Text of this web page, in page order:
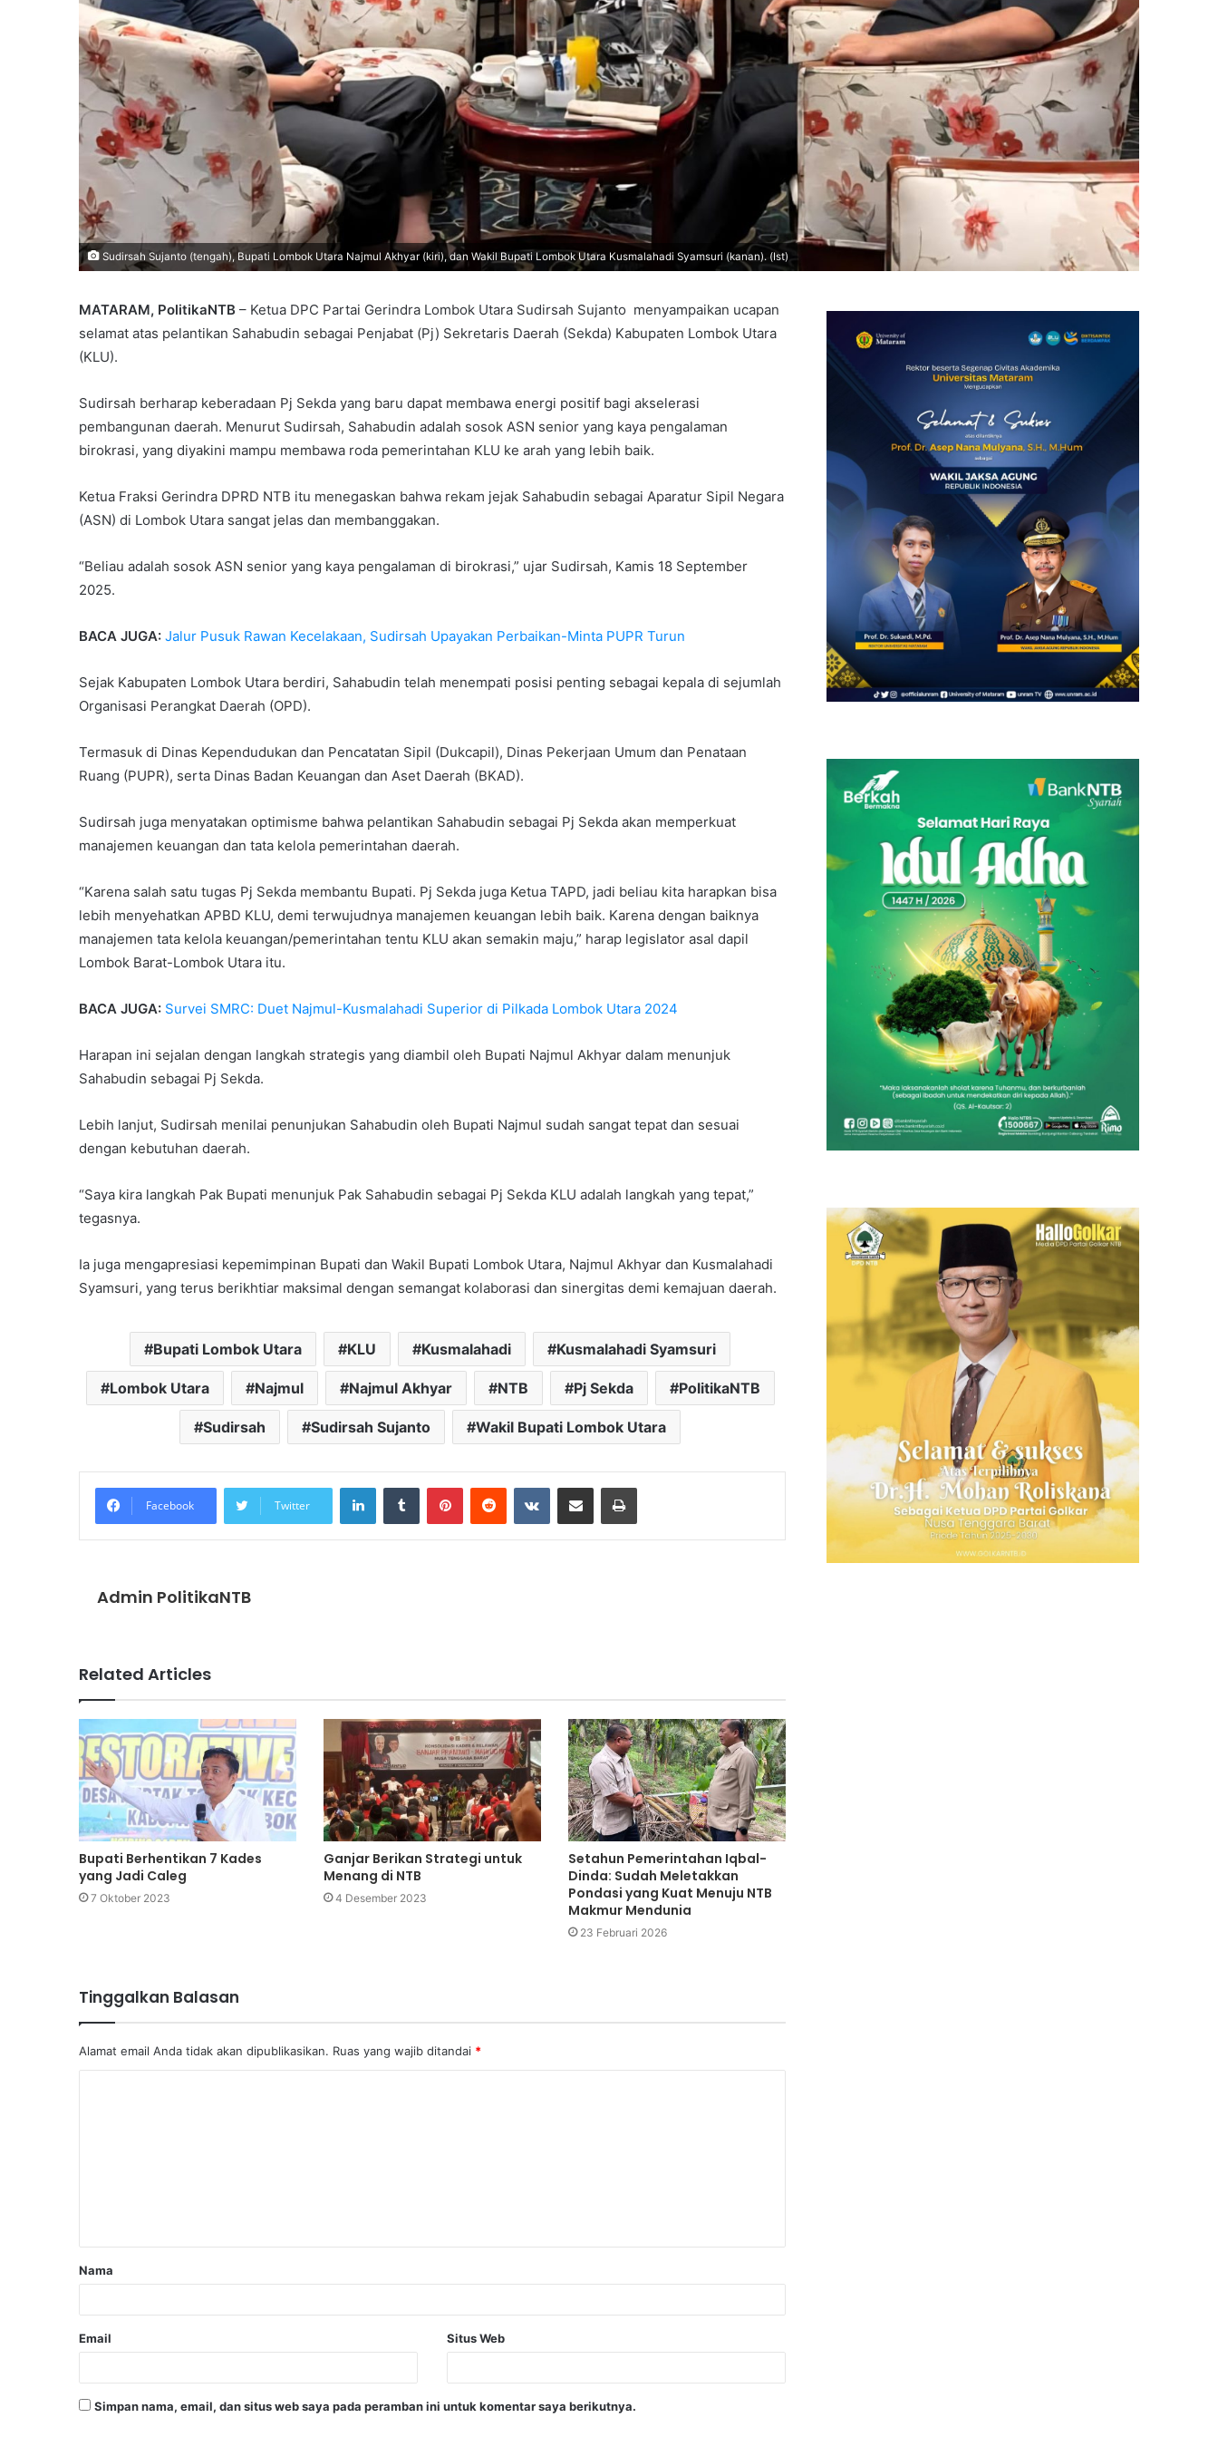
Sudirsah Sujanto (tengah), Bupati Lombok Utara Najmul Akhyar (kiri), dan Wakil Bupati Lombok Utara Kusmalahadi Syamsuri (kanan). (Ist)
MATARAM, PolitikaNTB – Ketua DPC Partai Gerindra Lombok Utara Sudirsah Sujanto menyampaikan ucapan
selamat atas pelantikan Sahabudin sebagai Penjabat (Pj) Sekretaris Daerah (Sekda) Kabupaten Lombok Utara
(KLU).
Sudirsah berharap keberadaan Pj Sekda yang baru dapat membawa energi positif bagi akselerasi
pembangunan daerah. Menurut Sudirsah, Sahabudin adalah sosok ASN senior yang kaya pengalaman
birokrasi, yang diyakini mampu membawa roda pemerintahan KLU ke arah yang lebih baik.
Ketua Fraksi Gerindra DPRD NTB itu menegaskan bahwa rekam jejak Sahabudin sebagai Aparatur Sipil Negara
(ASN) di Lombok Utara sangat jelas dan membanggakan.
“Beliau adalah sosok ASN senior yang kaya pengalaman di birokrasi,” ujar Sudirsah, Kamis 18 September
2025.
BACA JUGA: Jalur Pusuk Rawan Kecelakaan, Sudirsah Upayakan Perbaikan-Minta PUPR Turun
Sejak Kabupaten Lombok Utara berdiri, Sahabudin telah menempati posisi penting sebagai kepala di sejumlah
Organisasi Perangkat Daerah (OPD).
Termasuk di Dinas Kependudukan dan Pencatatan Sipil (Dukcapil), Dinas Pekerjaan Umum dan Penataan
Ruang (PUPR), serta Dinas Badan Keuangan dan Aset Daerah (BKAD).
Sudirsah juga menyatakan optimisme bahwa pelantikan Sahabudin sebagai Pj Sekda akan memperkuat
manajemen keuangan dan tata kelola pemerintahan daerah.
“Karena salah satu tugas Pj Sekda membantu Bupati. Pj Sekda juga Ketua TAPD, jadi beliau kita harapkan bisa
lebih menyehatkan APBD KLU, demi terwujudnya manajemen keuangan lebih baik. Karena dengan baiknya
manajemen tata kelola keuangan/pemerintahan tentu KLU akan semakin maju,” harap legislator asal dapil
Lombok Barat-Lombok Utara itu.
BACA JUGA: Survei SMRC: Duet Najmul-Kusmalahadi Superior di Pilkada Lombok Utara 2024
Harapan ini sejalan dengan langkah strategis yang diambil oleh Bupati Najmul Akhyar dalam menunjuk
Sahabudin sebagai Pj Sekda.
Lebih lanjut, Sudirsah menilai penunjukan Sahabudin oleh Bupati Najmul sudah sangat tepat dan sesuai
dengan kebutuhan daerah.
“Saya kira langkah Pak Bupati menunjuk Pak Sahabudin sebagai Pj Sekda KLU adalah langkah yang tepat,”
tegasnya.
Ia juga mengapresiasi kepemimpinan Bupati dan Wakil Bupati Lombok Utara, Najmul Akhyar dan Kusmalahadi
Syamsuri, yang terus berikhtiar maksimal dengan semangat kolaborasi dan sinergitas demi kemajuan daerah.
Bupati Lombok Utara KLU Kusmalahadi Kusmalahadi Syamsuri
Lombok Utara Najmul Najmul Akhyar NTB Pj Sekda PolitikaNTB
Sudirsah Sudirsah Sujanto Wakil Bupati Lombok Utara
Facebook Twitter
LinkedInTumblr PinterestReddit VKontakteShare via Email Print
Admin PolitikaNTB
Related Articles
Bupati Berhentikan 7 Kades
yang Jadi Caleg
7 Oktober 2023
Ganjar Berikan Strategi untuk
Menang di NTB
4 Desember 2023
Setahun Pemerintahan Iqbal-
Dinda: Sudah Meletakkan
Pondasi yang Kuat Menuju NTB
Makmur Mendunia
23 Februari 2026
Tinggalkan Balasan
Alamat email Anda tidak akan dipublikasikan. Ruas yang wajib ditandai *
Nama
Email Situs Web
Simpan nama, email, dan situs web saya pada peramban ini untuk komentar saya berikutnya.